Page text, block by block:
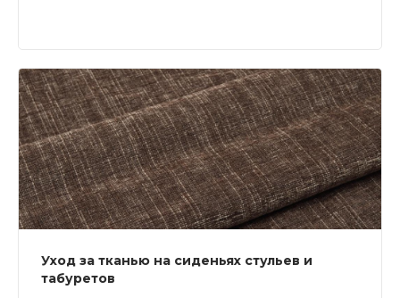
Уход за тканью на сиденьях стульев и
табуретов